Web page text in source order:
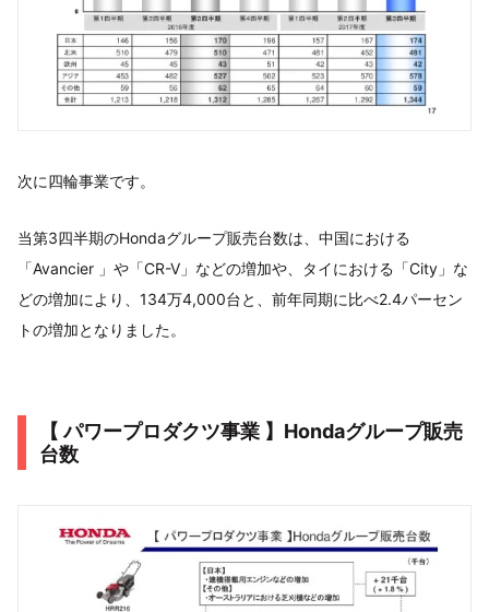
次に四輪事業です。
当第3四半期のHondaグループ販売台数は、中国における
「Avancier 」や「CR-V」などの増加や、タイにおける「City」な
どの増加により、134万4,000台と、前年同期に比べ2.4パーセン
トの増加となりました。
【 パワープロダクツ事業 】Hondaグループ販売
台数